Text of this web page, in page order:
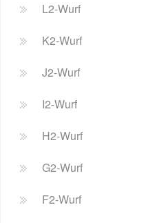
L2-Wurf
K2-Wurf
J2-Wurf
I2-Wurf
H2-Wurf
G2-Wurf
F2-Wurf